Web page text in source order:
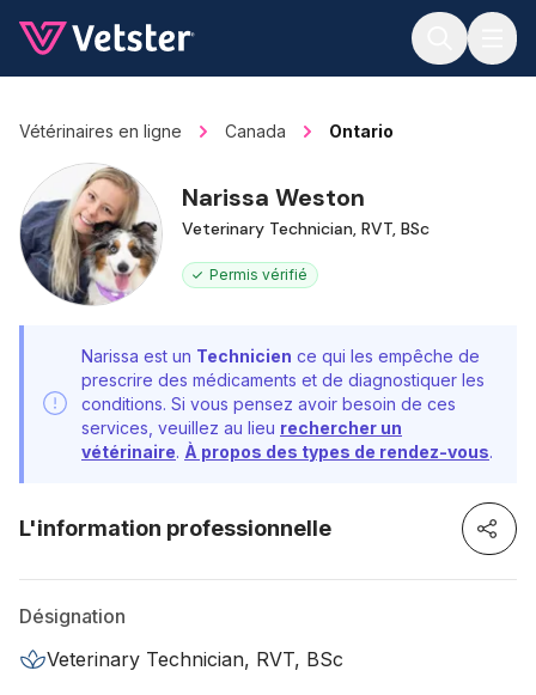
Vétérinaires en ligne Canada Ontario
Narissa Weston
Veterinary Technician, RVT, BSc
Permis vérifié
Narissa est un Technicien ce qui les empêche de
prescrire des médicaments et de diagnostiquer les
conditions. Si vous pensez avoir besoin de ces
services, veuillez au lieu rechercher un
vétérinaire. À propos des types de rendez-vous.
L'information professionnelle
Désignation
Veterinary Technician, RVT, BSc